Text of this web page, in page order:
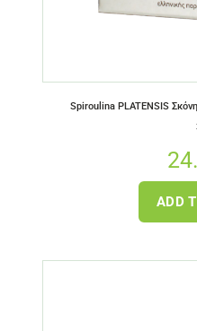
Spiroulina PLATENSIS
ADD